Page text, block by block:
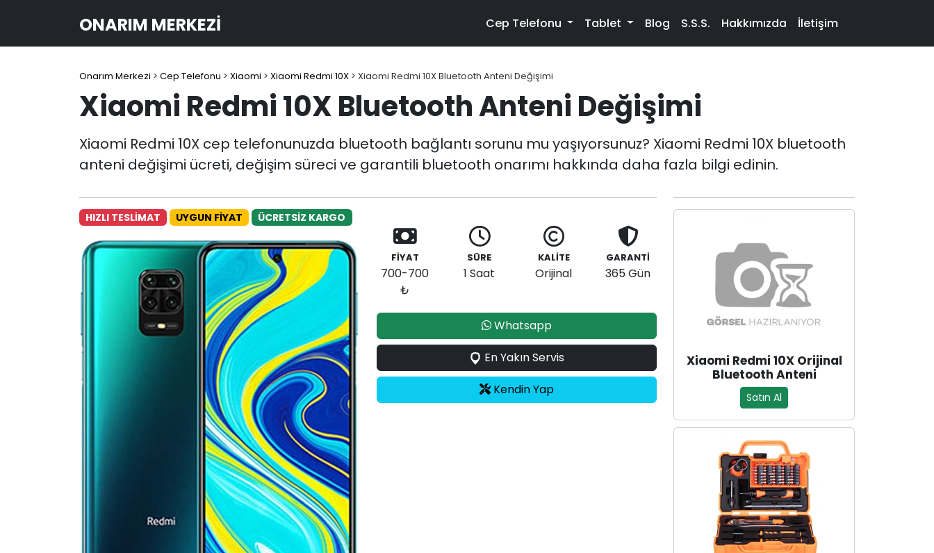
ONARIM MERKEZI Cep Telefonu Tablet Blog S.S.S. Hakkımızda İletişim
Onarım Merkezi > Cep Telefonu > Xiaomi > Xiaomi Redmi 10X > Xiaomi Redmi 10X Bluetooth Anteni Değişimi
Xiaomi Redmi 10X Bluetooth Anteni Değişimi
Xiaomi Redmi 10X cep telefonunuzda bluetooth bağlantı sorunu mu yaşıyorsunuz? Xiaomi Redmi 10X bluetooth
anteni değişimi ücreti, değişim süreci ve garantili bluetooth onarımı hakkında daha fazla bilgi edinin.
HIZLI TESLİMAT UYGUN FİYAT ÜCRETSİZ KARGO
FİYAT
700-700
₺
SÜRE
1 Saat
KALİTE
Orijinal
GARANTİ
365 Gün
Whatsapp
En Yakın Servis
Kendin Yap
Xiaomi Redmi 10X Orijinal
Bluetooth Anteni
Satın Al